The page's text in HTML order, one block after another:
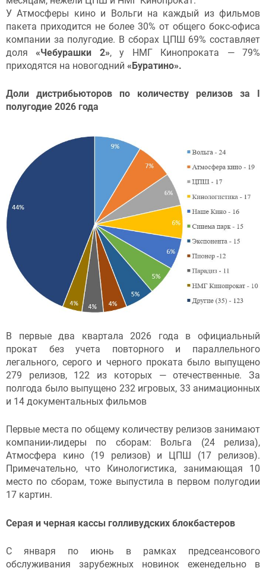
У Атмосферы кино и Вольги на каждый из фильмов
пакета приходится не более 30% от общего бокс-офиса
компании за полугодие. В сборах ЦПШ 69% составляет
доля«Чебурашки 2», у НМГ Кинопроката — 79%
приходятся на новогодний «Буратино».
Доли дистрибьюторов по количеству релизов за I
полугодие 2026 года
В первые два квартала 2026 года в официальный
прокат без учета повторного и параллельного
легального, серого и черного проката было выпущено
279 релизов, 122 из которых — отечественные. За
полгода было выпущено 232 игровых, 33 анимационных
и 14 документальных фильмов
Первые места по общему количеству релизов занимают
компании-лидеры по сборам: Вольга (24 релиза),
Атмосфера кино (19 релизов) и ЦПШ (17 релизов).
Примечательно, что Кинологистика, занимающая 10
место по сборам, тоже выпустила в первом полугодии
17 картин.
Серая и черная кассы голливудских блокбастеров
С января по июнь в рамках предсеансового
обслуживания зарубежных новинок еженедельно в